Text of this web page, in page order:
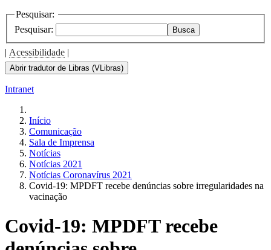
Pesquisar:
Pesquisar:
Busca
| Acessibilidade |
Abrir tradutor de Libras (VLibras)
Intranet
Início
Comunicação
Sala de Imprensa
Notícias
Notícias 2021
Notícias Coronavírus 2021
Covid-19: MPDFT recebe denúncias sobre irregularidades na
vacinação
Covid-19: MPDFT recebe